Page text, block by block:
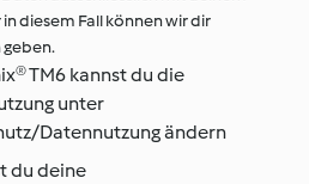
diesem Fall können wir dir
TM6 kannst du die
unter
Datennutzung ändern
du deine